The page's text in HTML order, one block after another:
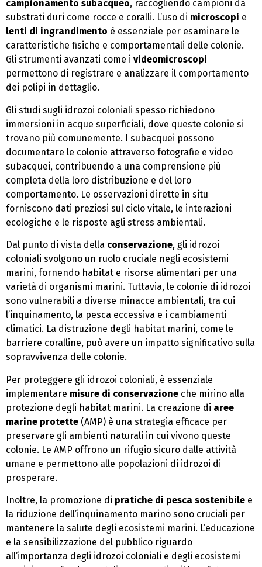
campionamento subacqueo, raccogliendo campioni da
substrati duri come rocce e coralli. L’uso di microscopi e
lenti di ingrandimento è essenziale per esaminare le
caratteristiche fisiche e comportamentali delle colonie.
Gli strumenti avanzati come i videomicroscopi
permettono di registrare e analizzare il comportamento
dei polipi in dettaglio.
Gli studi sugli idrozoi coloniali spesso richiedono
immersioni in acque superficiali, dove queste colonie si
trovano più comunemente. I subacquei possono
documentare le colonie attraverso fotografie e video
subacquei, contribuendo a una comprensione più
completa della loro distribuzione e del loro
comportamento. Le osservazioni dirette in situ
forniscono dati preziosi sul ciclo vitale, le interazioni
ecologiche e le risposte agli stress ambientali.
Dal punto di vista della conservazione, gli idrozoi
coloniali svolgono un ruolo cruciale negli ecosistemi
marini, fornendo habitat e risorse alimentari per una
varietà di organismi marini. Tuttavia, le colonie di idrozoi
sono vulnerabili a diverse minacce ambientali, tra cui
l’inquinamento, la pesca eccessiva e i cambiamenti
climatici. La distruzione degli habitat marini, come le
barriere coralline, può avere un impatto significativo sulla
sopravvivenza delle colonie.
Per proteggere gli idrozoi coloniali, è essenziale
implementare misure di conservazione che mirino alla
protezione degli habitat marini. La creazione di aree
marine protette (AMP) è una strategia efficace per
preservare gli ambienti naturali in cui vivono queste
colonie. Le AMP offrono un rifugio sicuro dalle attività
umane e permettono alle popolazioni di idrozoi di
prosperare.
Inoltre, la promozione di pratiche di pesca sostenibile e
la riduzione dell’inquinamento marino sono cruciali per
mantenere la salute degli ecosistemi marini. L’educazione
e la sensibilizzazione del pubblico riguardo
all’importanza degli idrozoi coloniali e degli ecosistemi